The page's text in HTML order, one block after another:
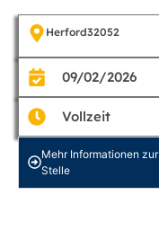
Herford32052
09/02/2026
Vollzeit
Mehr Informationen zur
Stelle